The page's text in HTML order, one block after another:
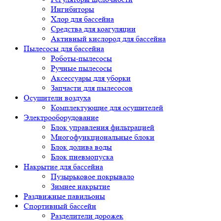
Ингибиторы
Хлор для бассейна
Средства для коагуляции
Активный кислород для бассейна
Пылесосы для бассейна
Роботы-пылесосы
Ручные пылесосы
Аксессуары для уборки
Запчасти для пылесосов
Осушители воздуха
Комплектующие для осушителей
Электрооборудование
Блок управления фильтрацией
Многофункциональные блоки
Блок долива воды
Блок пневмопуска
Накрытие для бассейна
Пузырьковое покрывало
Зимнее накрытие
Раздвижные павильоны
Спортивный бассейн
Разделители дорожек